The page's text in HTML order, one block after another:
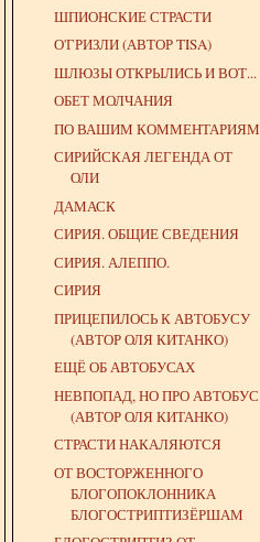
ШПИОНСКИЕ СТРАСТИ
О'ГРИЗЛИ (АВТОР TISA)
ШЛЮЗЫ ОТКРЫЛИСЬ И ВОТ...
ОБЕТ МОЛЧАНИЯ
ПО ВАШИМ КОММЕНТАРИЯМ
СИРИЙСКАЯ ЛЕГЕНДА ОТ
ОЛИ
ДАМАСК
СИРИЯ. ОБЩИЕ СВЕДЕНИЯ
СИРИЯ. АЛЕППО.
СИРИЯ
ПРИЦЕПИЛОСЬ К АВТОБУСУ
(АВТОР ОЛЯ КИТАНКО)
ЕЩЁ ОБ АВТОБУСАХ
НЕВПОПАД, НО ПРО АВТОБУС
(АВТОР ОЛЯ КИТАНКО)
СТРАСТИ НАКАЛЯЮТСЯ
ОТ ВОСТОРЖЕННОГО
БЛОГОПОКЛОННИКА
БЛОГОСТРИПТИЗЁРШАМ